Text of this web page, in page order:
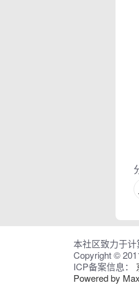
本社区致力于
Copyright ©
ICP备案信息：
Powered by